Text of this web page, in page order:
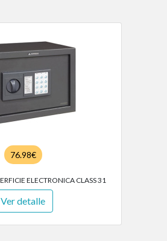
76.98€
ELECTRONICA CLASS 31
Ver detalle